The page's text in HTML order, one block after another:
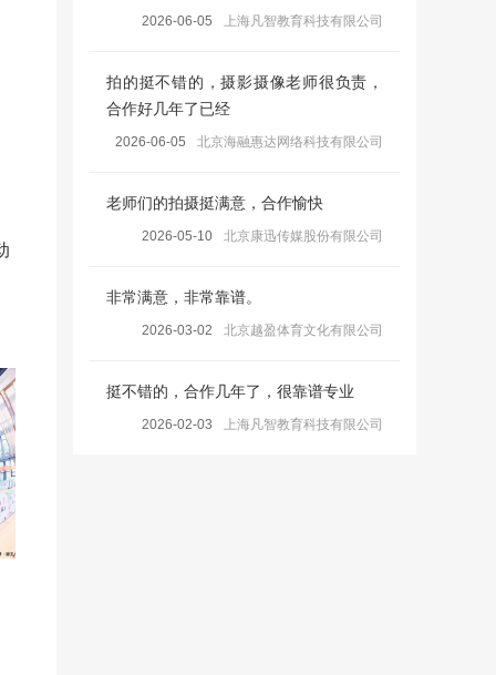
2026-06-05 上海凡智教育科技有限公司
拍的挺不错的，摄影摄像老师很负责，
合作好几年了已经
2026-06-05 北京海融惠达网络科技有限公司
老师们的拍摄挺满意，合作愉快
2026-05-10 北京康迅传媒股份有限公司
非常满意，非常靠谱。
2026-03-02 北京越盈体育文化有限公司
挺不错的，合作几年了，很靠谱专业
2026-02-03 上海凡智教育科技有限公司